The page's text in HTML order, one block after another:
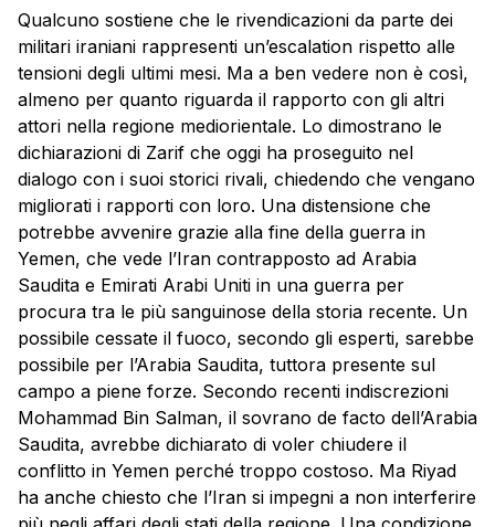
Qualcuno sostiene che le rivendicazioni da parte dei
militari iraniani rappresenti un’escalation rispetto alle
tensioni degli ultimi mesi. Ma a ben vedere non è così,
almeno per quanto riguarda il rapporto con gli altri
attori nella regione mediorientale. Lo dimostrano le
dichiarazioni di Zarif che oggi ha proseguito nel
dialogo con i suoi storici rivali, chiedendo che vengano
migliorati i rapporti con loro. Una distensione che
potrebbe avvenire grazie alla fine della guerra in
Yemen, che vede l’Iran contrapposto ad Arabia
Saudita e Emirati Arabi Uniti in una guerra per
procura tra le più sanguinose della storia recente. Un
possibile cessate il fuoco, secondo gli esperti, sarebbe
possibile per l’Arabia Saudita, tuttora presente sul
campo a piene forze. Secondo recenti indiscrezioni
Mohammad Bin Salman, il sovrano de facto dell’Arabia
Saudita, avrebbe dichiarato di voler chiudere il
conflitto in Yemen perché troppo costoso. Ma Riyad
ha anche chiesto che l’Iran si impegni a non interferire